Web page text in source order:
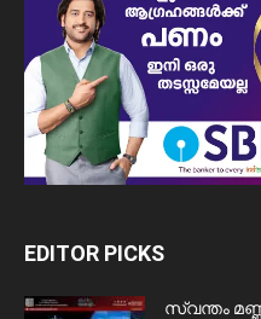
EDITOR PICKS
സ്വന്തം